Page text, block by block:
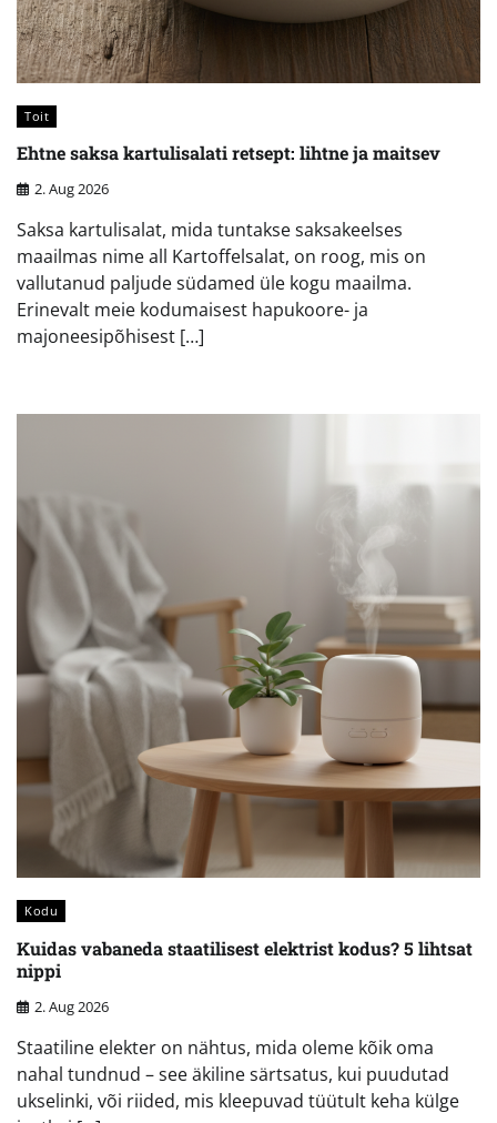
Toit
Ehtne saksa kartulisalati retsept: lihtne ja maitsev
2. Aug 2026
Saksa kartulisalat, mida tuntakse saksakeelses
maailmas nime all Kartoffelsalat, on roog, mis on
vallutanud paljude südamed üle kogu maailma.
Erinevalt meie kodumaisest hapukoore- ja
majoneesipõhisest […]
Kodu
Kuidas vabaneda staatilisest elektrist kodus? 5 lihtsat
nippi
2. Aug 2026
Staatiline elekter on nähtus, mida oleme kõik oma
nahal tundnud – see äkiline särtsatus, kui puudutad
ukselinki, või riided, mis kleepuvad tüütult keha külge